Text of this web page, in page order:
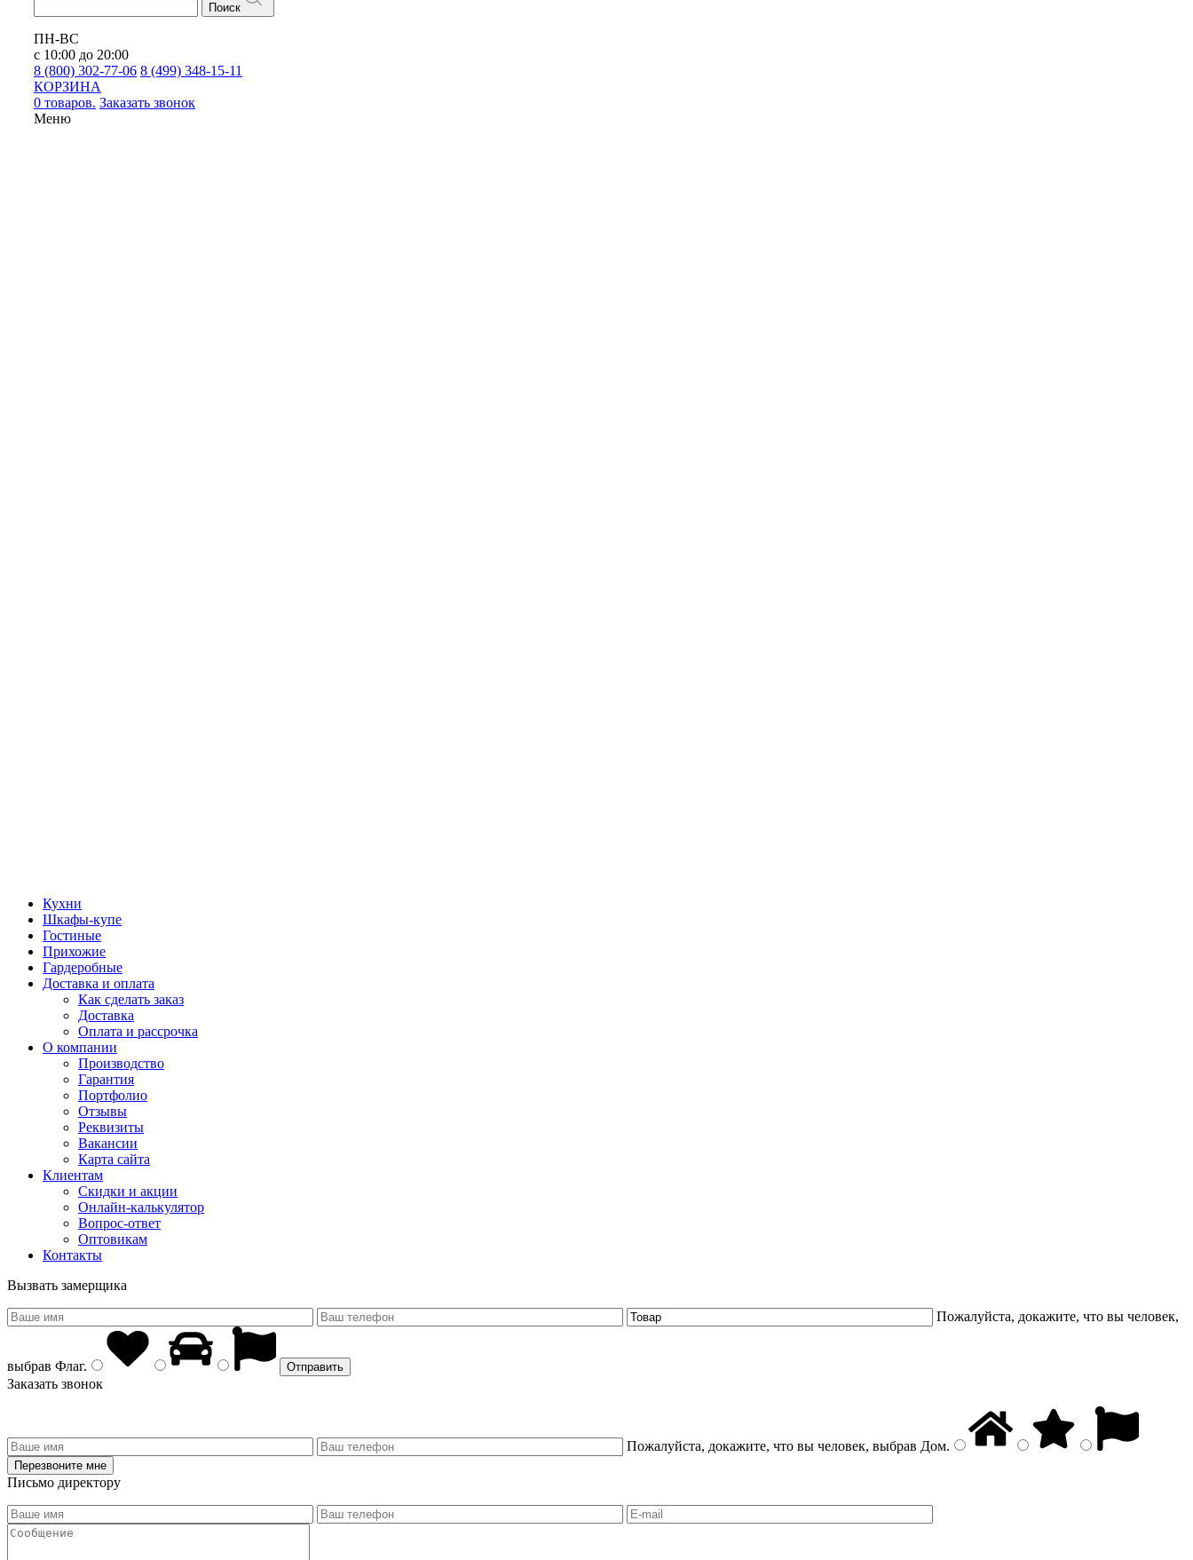
Поиск
ПН-ВС
с 10:00 до 20:00
8 (800) 302-77-06 8 (499) 348-15-11
КОРЗИНА
0 товаров. Заказать звонок
Меню
Кухни
Шкафы-купе
Гостиные
Прихожие
Гардеробные
Доставка и оплата
Как сделать заказ
Доставка
Оплата и рассрочка
О компании
Производство
Гарантия
Портфолио
Отзывы
Реквизиты
Вакансии
Карта сайта
Клиентам
Скидки и акции
Онлайн-калькулятор
Вопрос-ответ
Оптовикам
Контакты
Вызвать замерщика
Пожалуйста, докажите, что вы человек,
выбрав Флаг.
Заказать звонок
Пожалуйста, докажите, что вы человек, выбрав Дом.
Письмо директору